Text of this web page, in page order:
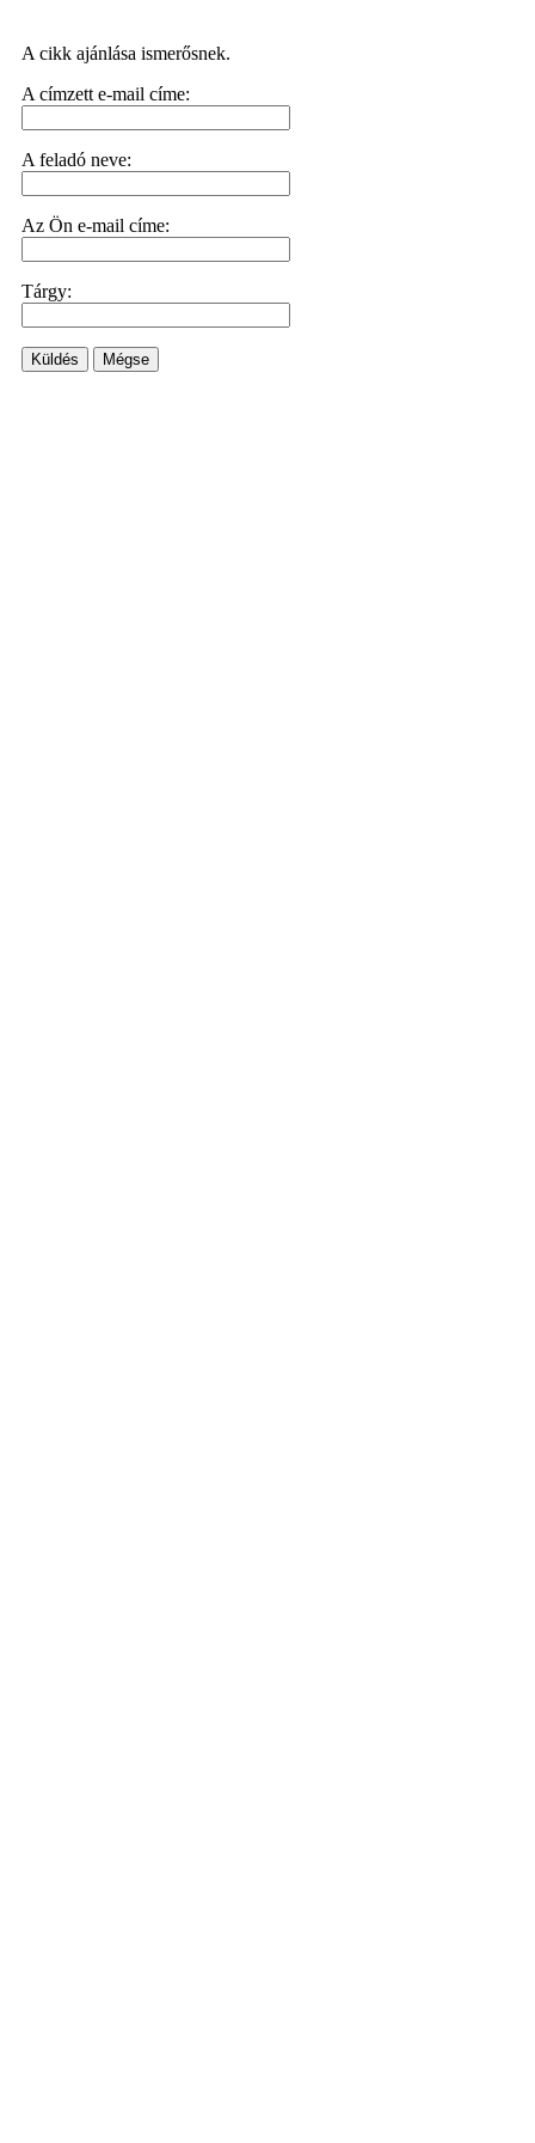
A cikk ajánlása ismerősnek.
A címzett e-mail címe:
A feladó neve:
Az Ön e-mail címe:
Tárgy:
Küldés Mégse